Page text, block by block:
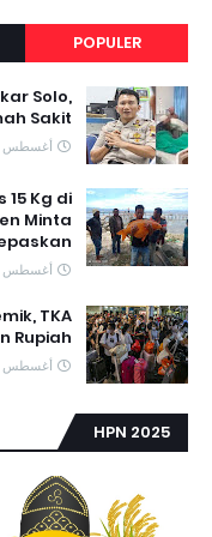
POPULER
Solo,
Sakit
أغسطس 10, 2020
Kg di
Minta
أغسطس 10, 2020
TKA
Rupiah
أغسطس 10, 2020
HPN 2025